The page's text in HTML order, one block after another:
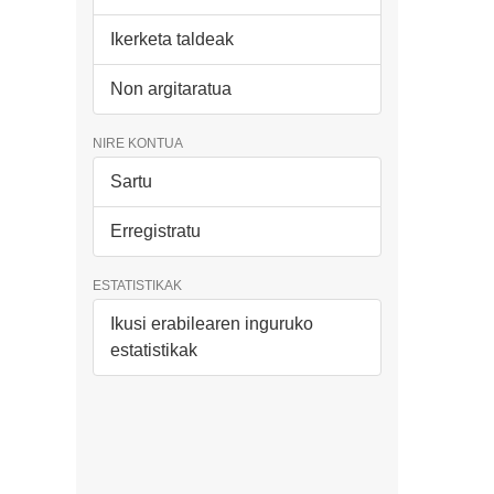
Ikerketa taldeak
Non argitaratua
NIRE KONTUA
Sartu
Erregistratu
ESTATISTIKAK
Ikusi erabilearen inguruko
estatistikak